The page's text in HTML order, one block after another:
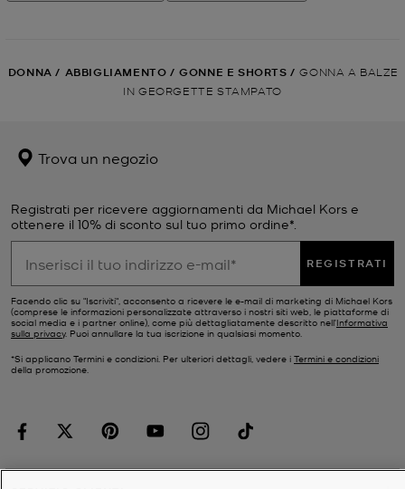
DONNA / ABBIGLIAMENTO / GONNE E SHORTS / GONNA A BALZE
IN GEORGETTE STAMPATO
Trova un negozio
Registrati per ricevere aggiornamenti da Michael Kors e
ottenere il 10% di sconto sul tuo primo ordine*.
REGISTRATI
Facendo clic su "Iscriviti", acconsento a ricevere le e-mail di marketing di Michael Kors
(comprese le informazioni personalizzate attraverso i nostri siti web, le piattaforme di
social media e i partner online), come più dettagliatamente descritto nell’Informativa
sulla privacy. Puoi annullare la tua iscrizione in qualsiasi momento.
*Si applicano Termini e condizioni. Per ulteriori dettagli, vedere i Termini e condizioni
della promozione.